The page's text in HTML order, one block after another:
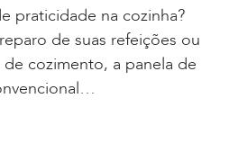
praticidade na cozinha?
de suas refeições ou
cozimento, a panela de